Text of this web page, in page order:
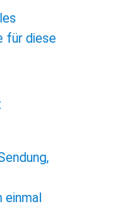
für diese
einmal